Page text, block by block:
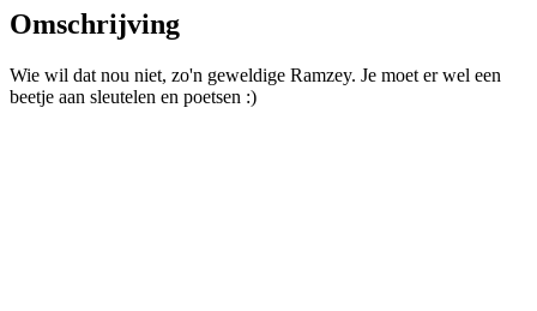
Omschrijving
Wie wil dat nou niet, zo'n geweldige Ramzey. Je moet er wel een
beetje aan sleutelen en poetsen :)